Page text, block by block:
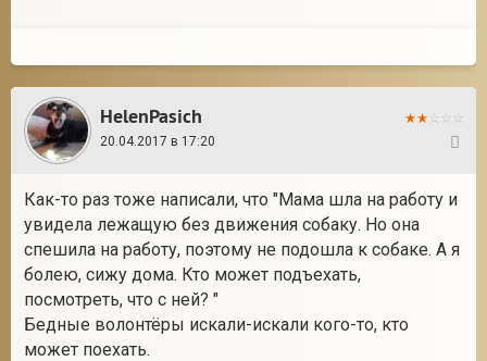
HelenPasich
20.04.2017 в 17:20
Как-то раз тоже написали, что "Мама шла на работу и
увидела лежащую без движения собаку. Но она
спешила на работу, поэтому не подошла к собаке. А я
болею, сижу дома. Кто может подъехать,
посмотреть, что с ней? "
Бедные волонтёры искали-искали кого-то, кто
может поехать.